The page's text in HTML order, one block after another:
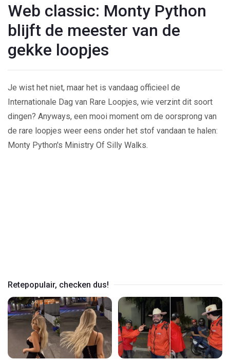
Web classic: Monty Python
blijft de meester van de
gekke loopjes
Je wist het niet, maar het is vandaag officieel de
Internationale Dag van Rare Loopjes, wie verzint dit soort
dingen? Anyways, een mooi moment om de oorsprong van
de rare loopjes weer eens onder het stof vandaan te halen:
Monty Python's Ministry Of Silly Walks.
Retepopulair, checken dus!